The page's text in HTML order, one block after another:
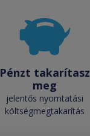
Pénzt takarítasz
meg
jelentős nyomtatási
költségmegtakarítás